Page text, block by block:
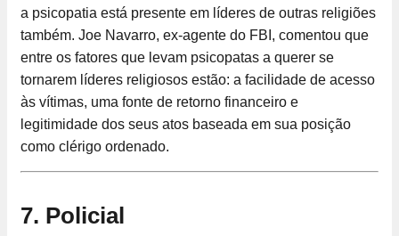
a psicopatia está presente em líderes de outras religiões
também. Joe Navarro, ex-agente do FBI, comentou que
entre os fatores que levam psicopatas a querer se
tornarem líderes religiosos estão: a facilidade de acesso
às vítimas, uma fonte de retorno financeiro e
legitimidade dos seus atos baseada em sua posição
como clérigo ordenado.
7. Policial